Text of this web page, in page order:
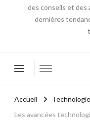
des conseils et des
dernières
Accueil
Technologie
Les avancées